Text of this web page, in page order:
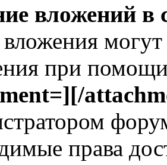
вложений в
вложения
при помощи
права